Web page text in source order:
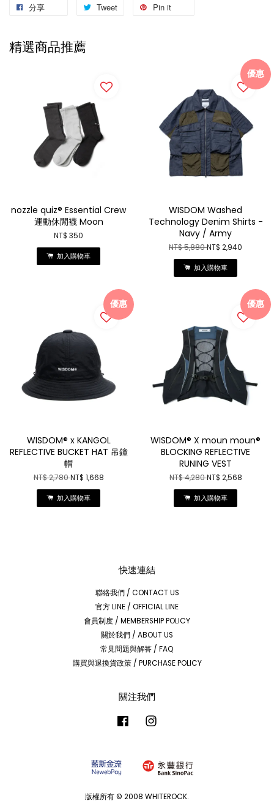
分享 Tweet Pin it
精選商品推薦
nozzle quiz® Essential Crew
運動休閒襪 Moon
NT$ 350
加入購物車
優惠
WISDOM Washed
Technology Denim Shirts -
Navy / Army
NT$ 5,880NT$ 2,940
加入購物車
優惠
WISDOM® x KANGOL
REFLECTIVE BUCKET HAT 吊鐘
帽
NT$ 2,780NT$ 1,668
加入購物車
優惠
WISDOM® X moun moun®
BLOCKING REFLECTIVE
RUNING VEST
NT$ 4,280NT$ 2,568
加入購物車
快速連結
聯絡我們 / CONTACT US
官方 LINE / OFFICIAL LINE
會員制度 / MEMBERSHIP POLICY
關於我們 / ABOUT US
常見問題與解答 / FAQ
購買與退換貨政策 / PURCHASE POLICY
關注我們
Facebook
版權所有 © 2008 WHITEROCK.